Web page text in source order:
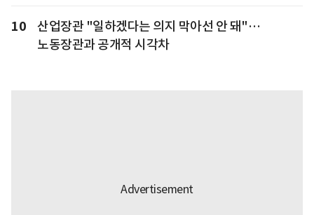
10
산업장관 "일하겠다는 의지 막아선 안 돼"…
노동장관과 공개적 시각차